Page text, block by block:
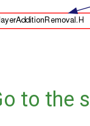
to the